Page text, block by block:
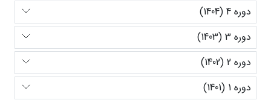
دوره 4 (1404)
دوره 3 (1403)
دوره 2 (1402)
دوره 1 (1401)